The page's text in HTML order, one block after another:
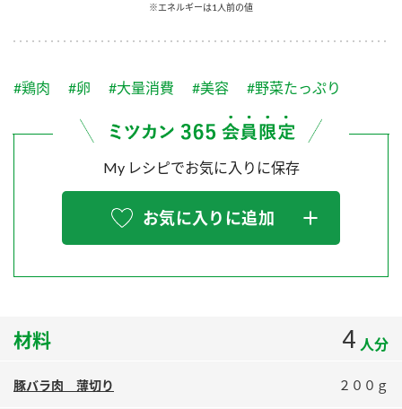
ふりかけ おすしの素
炊き込みご飯の素 米飯用調味液
つゆ
PIN印
スペシャルサイト
お酢を知ろう！
ぽん酢サワー
鍋奉行マニュアル
ミツカンの歴史
ZENB initiative
MIM（ミツカンミュージアム）
各部門が大切にしていること
販売終了製品のご案内
よくあるご質問
地図から取り扱い店舗を探す
※エネルギーは1人前の値
#鶏肉 #卵 #大量消費 #美容 #野菜たっぷり
My レシピでお気に入りに保存
お気に入りに追加
材料 4 人分
豚バラ肉 薄切り ２００ｇ